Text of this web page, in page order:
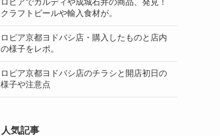
クラフトビールや輸入食材が。
ロピア京都ヨドバシ店・購入したものと店内
の様子をレポ。
ロピア京都ヨドバシ店のチラシと開店初日の
様子や注意点
人気記事